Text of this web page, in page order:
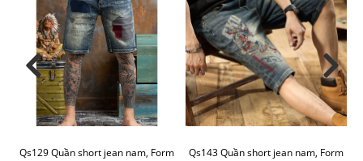
Qs129 Quần short jean nam, Form
Qs143 Quần short jean nam, Form